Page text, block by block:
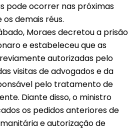
pode ocorrer nas próximas
demais réus.
Moraes decretou a prisão
e estabeleceu que as
autorizadas pelo
visitas de advogados e da
pelo tratamento de
Diante disso, o ministro
os pedidos anteriores de
e autorização de